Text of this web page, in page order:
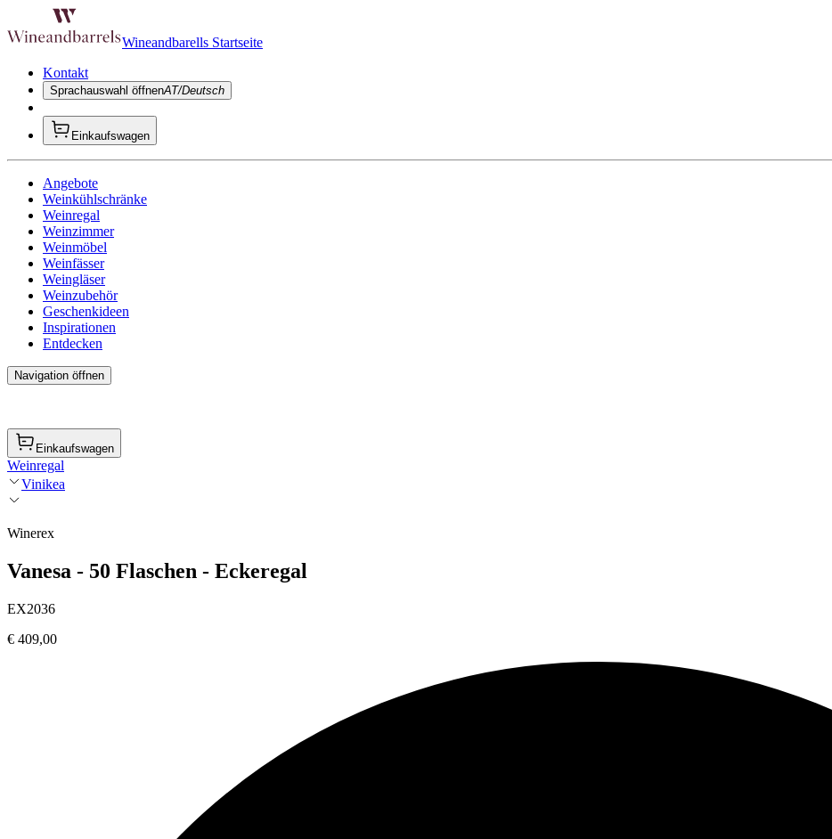
Wineandbarells Startseite
Kontakt
Sprachauswahl öffnenAT/Deutsch
Einkaufswagen
Angebote
Weinkühlschränke
Weinregal
Weinzimmer
Weinmöbel
Weinfässer
Weingläser
Weinzubehör
Geschenkideen
Inspirationen
Entdecken
Navigation öffnen
Einkaufswagen
Weinregal
Vinikea
Winerex
Vanesa - 50 Flaschen - Eckeregal
EX2036
€ 409,00